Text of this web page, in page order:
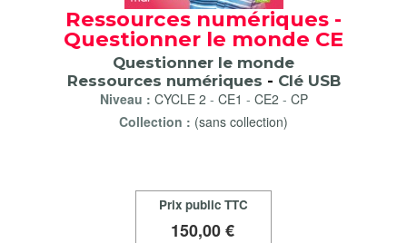
Ressources numériques -
Questionner le monde CE
Questionner le monde
Ressources numériques - Clé USB
Niveau : CYCLE 2 - CE1 - CE2 - CP
Collection : (sans collection)
Prix public TTC
150,00 €